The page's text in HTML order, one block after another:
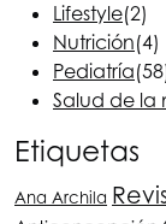
Lifestyle(2)
Nutrición(4)
Pediatría
Salud de la
Etiquetas
Ana Archila